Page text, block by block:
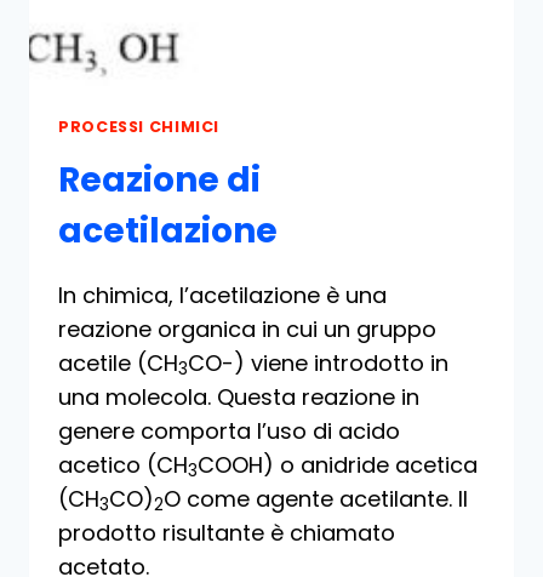
PROCESSI CHIMICI
Reazione di
acetilazione
In chimica, l’acetilazione è una
reazione organica in cui un gruppo
acetile (CH3CO-) viene introdotto in
una molecola. Questa reazione in
genere comporta l’uso di acido
acetico (CH3COOH) o anidride acetica
(CH3CO)2O come agente acetilante. Il
prodotto risultante è chiamato
acetato.